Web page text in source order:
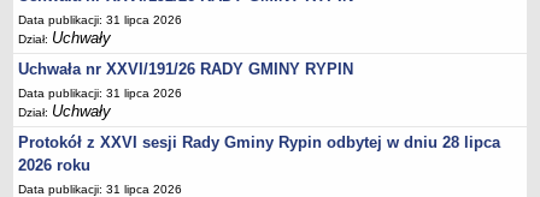
Uchwały
Projekty uchwał
Protokoły
Imienne wykazy głosowań radnych
Postać dokumentów
Akty Prawne, Dzienniki Ustaw, Monitory Polskie
Data publikacji: 31 lipca 2026
Dział: Uchwały
Uchwała nr XXVI/191/26 RADY GMINY RYPIN
Data publikacji: 31 lipca 2026
Dział: Uchwały
Protokół z XXVI sesji Rady Gminy Rypin odbytej w dniu 28 lipca
2026 roku
Data publikacji: 31 lipca 2026